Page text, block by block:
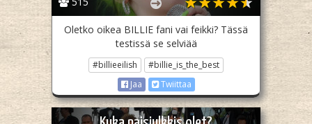
Oletko oikea BILLIE fani vai feikki? Tässä
testissä se selviää
#billieeilish
#billie_is_the_best
Jaa
Twiittaa